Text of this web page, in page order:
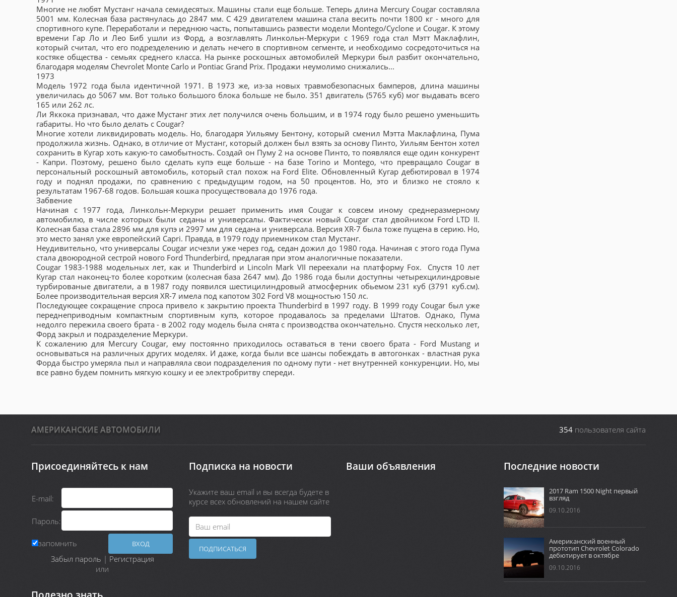
Многие не любят Мустанг начала семидесятых. Машины стали еще больше. Теперь длина Mercury Cougar составляла
5001 мм. Колесная база растянулась до 2847 мм. С 429 двигателем машина стала весить почти 1800 кг - много для
спортивного купе. Переработали и переднюю часть, попытавшись развести модели Montego/Cyclone и Cougar. К этому
времени Гар Ло и Лео Биб ушли из Форд, а возглавлять Линкольн-Меркури с 1969 года стал Мэтт Маклафлин,
который считал, что его подрезделению и делать нечего в спортивном сегменте, и необходимо сосредоточиться на
костяке общества - семьях среднего класса. На рынке роскошных автомобилей Меркури был разбит окончательно,
благодаря моделям Chevrolet Monte Carlo и Pontiac Grand Prix. Продажи неумолимо снижались...
1973
Модель 1972 года была идентичной 1971. В 1973 же, из-за новых травмобезопасных бамперов, длина машины
увеличилась до 5067 мм. Вот только большого блока больше не было. 351 двигатель (5765 куб) мог выдавать всего
165 или 262 лс.
Ли Яккока признавал, что даже Мустанг этих лет получился очень большим, и в 1974 году было решено уменьшить
габариты. Но что было делать с Cougar?
Многие хотели ликвидировать модель. Но, благодаря Уильяму Бентону, который сменил Мэтта Маклафлина, Пума
продолжила жизнь. Однако, в отличие от Мустанг, который должен был взять за основу Пинто, Уильям Бентон хотел
сохранить в Кугар хоть какую-то самобытность. Создай он Пуму 2 на основе Пинто, то появлялся еще один конкурент
- Капри. Поэтому, решено было сделать купэ еще больше - на базе Torino и Montego, что превращало Cougar в
персональный роскошный автомобиль, который стал похож на Ford Elite. Обновленный Кугар дебютировал в 1974
году и поднял продажи, по сравнению с предыдущим годом, на 50 процентов. Но, это и близко не стояло к
результатам 1967-68 годов. Большая кошка просуществовала до 1976 года.
Забвение
Начиная с 1977 года, Линкольн-Меркури решает применить имя Cougar к совсем иному среднеразмерному
автомобилю, в числе которых были седаны и универсалы. Фактически новый Cougar стал двойником Ford LTD II.
Колесная база стала 2896 мм для купэ и 2997 мм для седана и универсала. Версия XR-7 была тоже пущена в серию. Но,
это место занял уже европейский Capri. Правда, в 1979 году приемником стал Мустанг.
Неудивительно, что универсалы Cougar исчезли уже через год, седан дожил до 1980 года. Начиная с этого года Пума
стала двоюродной сестрой нового Ford Thunderbird, предлагая при этом аналогичные показатели.
Cougar 1983-1988 модельных лет, как и Thunderbird и Lincoln Mark VII переехали на платформу Fox. Спустя 10 лет
Кугар стал наконец-то более коротким (колесная база 2647 мм). До 1986 года были доступны четырехцилиндровые
турбированые двигатели, а в 1987 году появился шестицилиндровый атмосферник обьемом 231 куб (3791 куб.см).
Более производительная версия XR-7 имела под капотом 302 Ford V8 мощностью 150 лс.
Последующее сокращение спроса привело к закрытию проекта Thunderbird в 1997 году. В 1999 году Cougar был уже
переднеприводным компактным спортивным купэ, которое продавалось за пределами Штатов. Однако, Пума
недолго пережила своего брата - в 2002 году модель была снята с производства окончательно. Спустя несколько лет,
Форд закрыл и подразделение Меркури.
К сожалению для Mercury Cougar, ему постоянно приходилось оставаться в тени своего брата - Ford Mustang и
основываться на различных других моделях. И даже, когда были все шансы побеждать в автогонках - властная рука
Форда быстро умеряла пыл и направляла свои подразделения по одному пути - нет внутренней конкуренции. Но, мы
все равно будем помнить мягкую кошку и ее электробритву спереди.
АМЕРИКАНСКИЕ АВТОМОБИЛИ 354 пользователя сайта
Присоединяйтесь к нам
E-mail:
Пароль:
запомнить
Забыл пароль | Регистрация
или
Подписка на новости
Укажите ваш email и вы всегда будете в
курсе всех обновлений на нашем сайте
Ваши объявления Последние новости
2017 Ram 1500 Night первый
взгляд
09.10.2016
Американский военный
прототип Chevrolet Colorado
дебютирует в октябре
09.10.2016